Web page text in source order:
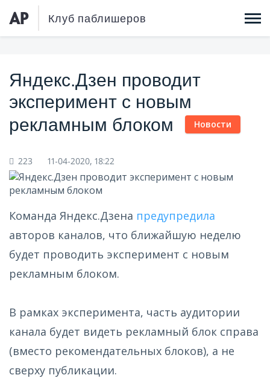
Клуб паблишеров
Динамическая монетизация
Header Bidding
Многоступенчатый «водопад»
Остаточный трафик
Управление доходностью
Быстрый старт
Еженедельные выплаты
Упрощенный документооборот
Личный кабинет
Яндекс.Дзен проводит
эксперимент с новым
рекламным блоком
Новости
223 11-04-2020, 18:22
Команда Яндекс.Дзена предупредила
авторов каналов, что ближайшую неделю
будет проводить эксперимент с новым
рекламным блоком.
В рамках эксперимента, часть аудитории
канала будет видеть рекламный блок справа
(вместо рекомендательных блоков), а не
сверху публикации.